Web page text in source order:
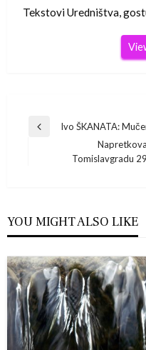
Tekstovi Uredništva,
Navigacija
objava
Previous
Ivo ŠKANATA:
Tomislavgradu
YOU MIGHT ALSO LIKE